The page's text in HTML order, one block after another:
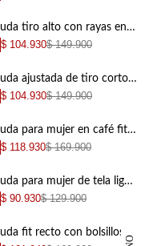
+
+
+
+
+
Bermuda tiro alto con rayas en relieve en poliéster caramelo y crudo para mujer
$ 104.930$ 149.900
Bermuda ajustada de tiro corto con dobladillo vuelto en algodón blanco crudo para mujer
$ 104.930$ 149.900
Bermuda para mujer en café fit relajado con pliegues sastre
$ 118.930$ 169.900
Bermuda para mujer de tela ligera arena corte relajado con pliegues
$ 90.930$ 129.900
Bermuda fit recto con bolsillos frontales con tapa en lino verde oliva para mujer